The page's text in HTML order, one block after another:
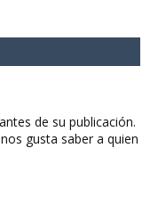
de su publicación.
gusta saber a quien